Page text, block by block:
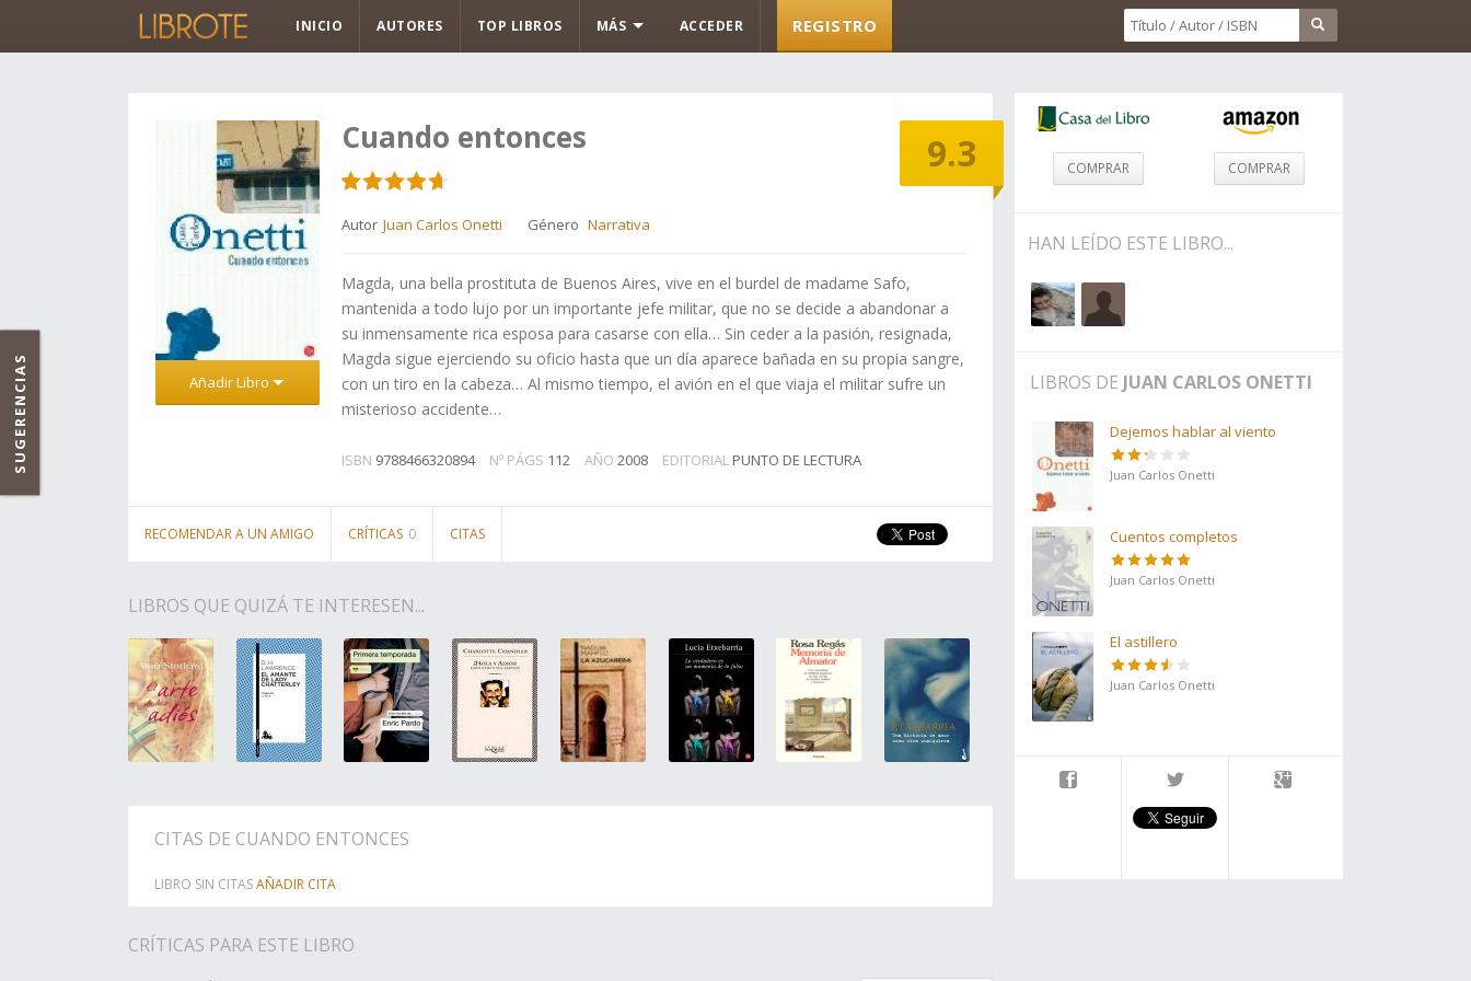
INICIO AUTORES TOP LIBROS MÁS ACCEDER REGISTRO
9.3
Añadir Libro
Cuando entonces
Autor Juan Carlos Onetti Género Narrativa
Magda, una bella prostituta de Buenos Aires, vive en el burdel de madame Safo,
mantenida a todo lujo por un importante jefe militar, que no se decide a abandonar a
su inmensamente rica esposa para casarse con ella… Sin ceder a la pasión, resignada,
Magda sigue ejerciendo su oficio hasta que un día aparece bañada en su propia sangre,
con un tiro en la cabeza… Al mismo tiempo, el avión en el que viaja el militar sufre un
misterioso accidente…
ISBN 9788466320894 Nº PÁGS 112 AÑO 2008 EDITORIAL PUNTO DE LECTURA
RECOMENDAR A UN AMIGO CRÍTICAS 0 CITAS
LIBROS QUE QUIZÁ TE INTERESEN...
CITAS DE CUANDO ENTONCES
LIBRO SIN CITASAÑADIR CITA
CRÍTICAS PARA ESTE LIBRO
COMPRAR COMPRAR
HAN LEÍDO ESTE LIBRO...
LIBROS DE JUAN CARLOS ONETTI
Dejemos hablar al viento
Juan Carlos Onetti
Cuentos completos
Juan Carlos Onetti
El astillero
Juan Carlos Onetti
SUGERENCIAS